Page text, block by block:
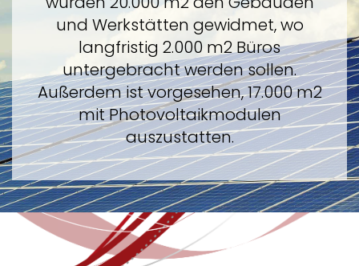
und Werkstätten gewidmet, wo
langfristig 2.000 m2 Büros
untergebracht werden sollen.
Außerdem ist vorgesehen, 17.000 m2
mit Photovoltaikmodulen
auszustatten.